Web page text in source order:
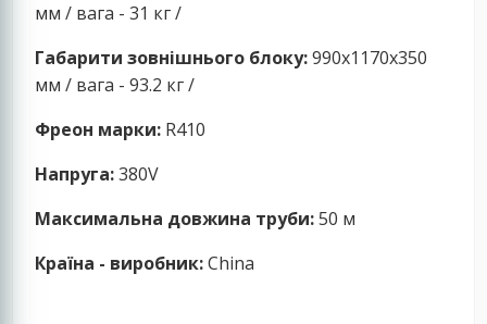
мм / вага - 31 кг /
Габарити зовнішнього блоку:990x1170x350
мм / вага - 93.2 кг /
Фреон марки: R410
Напруга:380V
Максимальна довжина труби:50 м
Країна - виробник:China